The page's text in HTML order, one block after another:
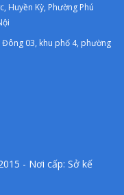
Huyền Kỳ, Phường Phú
Đông 03, khu phố 4, phường
- Nơi cấp: Sở kế